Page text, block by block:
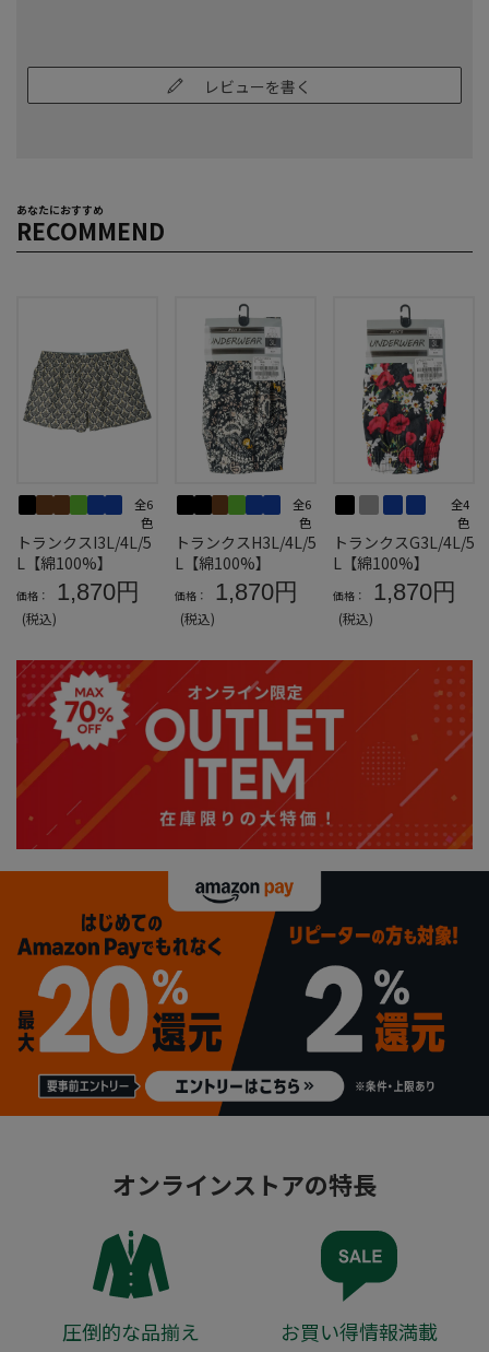
レビューを書く
あなたにおすすめ
RECOMMEND
全6
色
トランクスI3L/4L/5
L【綿100%】
価格： 1,870円
(税込)
全6
色
トランクスH3L/4L/5
L【綿100%】
価格： 1,870円
(税込)
全4
色
トランクスG3L/4L/5
L【綿100%】
価格： 1,870円
(税込)
オンラインストアの特長
圧倒的な品揃え お買い得情報満載